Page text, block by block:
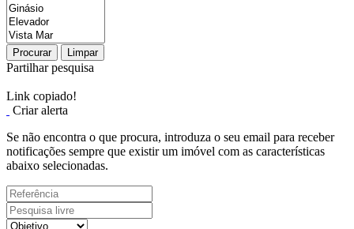
Procurar Limpar
Partilhar pesquisa
Link copiado!
Criar alerta
Se não encontra o que procura, introduza o seu email para receber
notificações sempre que existir um imóvel com as características
abaixo selecionadas.